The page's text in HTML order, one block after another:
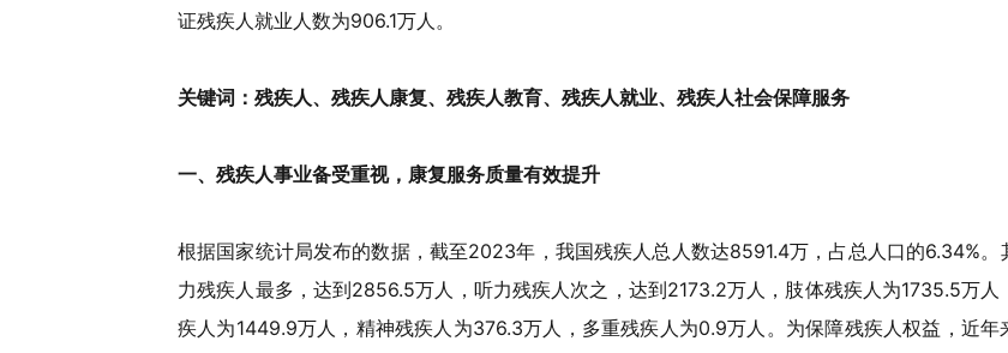
证残疾人就业人数为906.1万人。
关键词：残疾人、残疾人康复、残疾人教育、残疾人就业、残疾人社会保障服务
一、 残疾人事业备受重视， 康复服务质量有效提升
根据国家统计局发布的数据，截至2023年，我国残疾人总人数达8591.4万，占总人口的6.34%。
力残疾人最多，达到2856.5万人，听力残疾人次之，达到2173.2万人，肢体残疾人为1735.5万人
疾人为1449.9万人，精神残疾人为376.3万人，多重残疾人为0.9万人。为保障残疾人权益，近年